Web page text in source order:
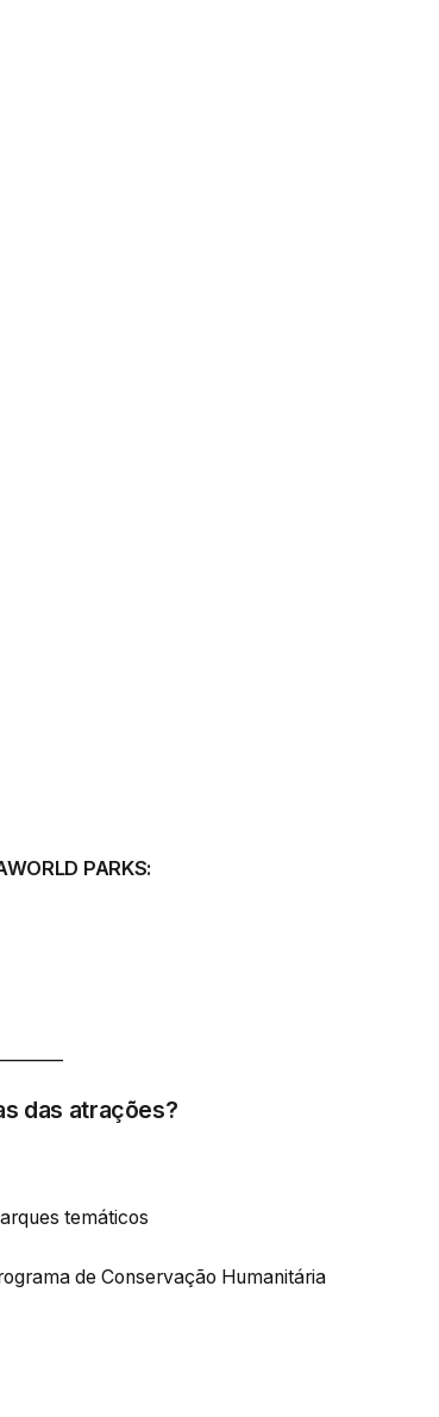
PARKS:
das atrações?
temáticos
de Conservação Humanitária